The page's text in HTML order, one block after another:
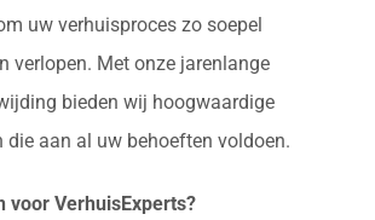
uw verhuisproces zo soepel
verlopen. Met onze jarenlange
bieden wij hoogwaardige
die aan al uw behoeften voldoen.
voor VerhuisExperts?